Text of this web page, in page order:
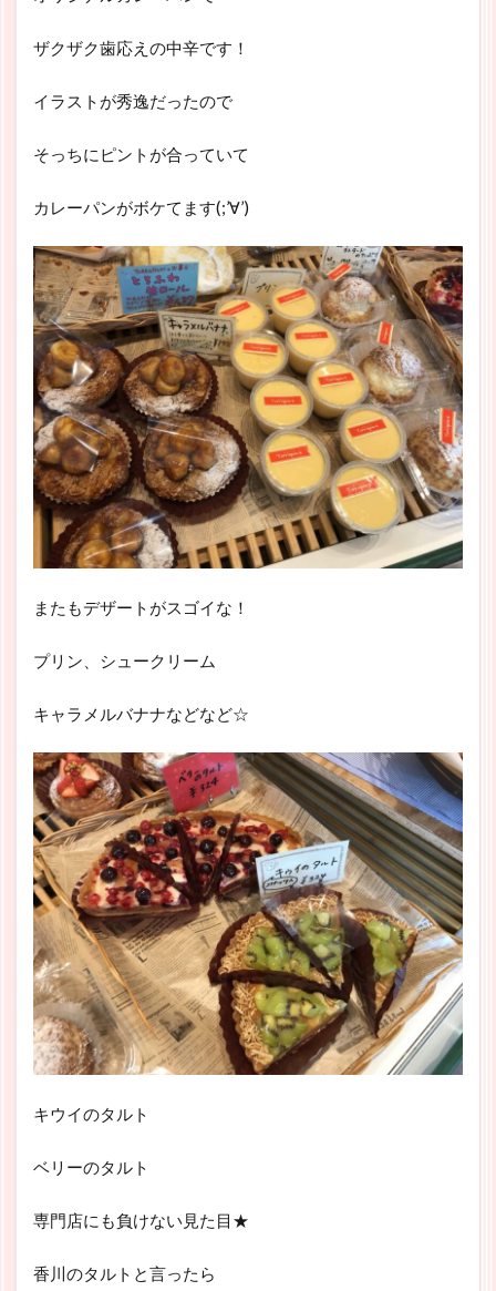
ザクザク歯応えの中辛です！
イラストが秀逸だったので
そっちにピントが合っていて
カレーパンがボケてます(;’∀’)
またもデザートがスゴイな！
プリン、シュークリーム
キャラメルバナナなどなど☆
キウイのタルト
ベリーのタルト
専門店にも負けない見た目★
香川のタルトと言ったら